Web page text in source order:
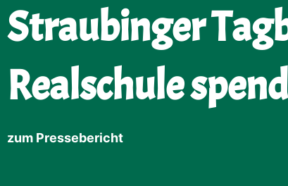
Straubinger
Realschule
zum Pressebericht